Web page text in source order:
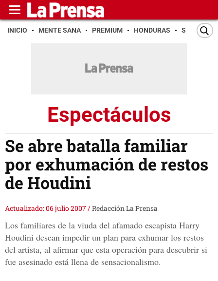
INICIO MENTE SANA PREMIUM HONDURAS SAN PEDRO
Espectáculos
Se abre batalla familiar
por exhumación de restos
de Houdini
Actualizado: 06 julio 2007/Redacción La Prensa
Los familiares de la viuda del afamado escapista Harry
Houdini desean impedir un plan para exhumar los restos
del artista, al afirmar que esta operación para descubrir si
fue asesinado está llena de sensacionalismo.